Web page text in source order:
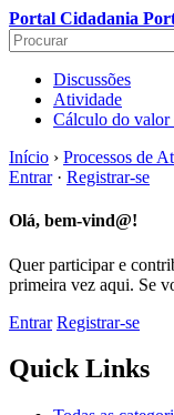
Portal Cidadania
Discussões
Atividade
Cálculo do valor
Início › Processos de
Entrar · Registrar-se
Olá, bem-vind@!
Quer participar e
primeira vez aqui. Se
Entrar Registrar-se
Quick Links